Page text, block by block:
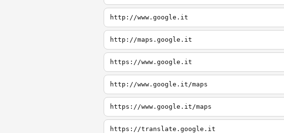
http://www.google.it
http://maps.google.it
https://www.google.it
http://www.google.it/maps
https://www.google.it/maps
https://translate.google.it